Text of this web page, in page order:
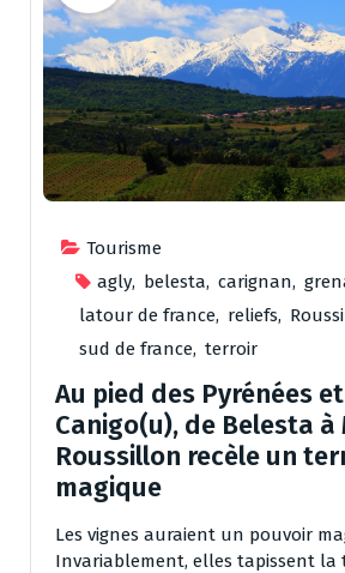
Tourisme
agly, belesta, carignan,
latour de france, reliefs,
sud de france, terroir
Au pied des Pyrénées
Canigo(u), de Belesta à
Roussillon recèle un
magique
Les vignes auraient un pouvoir
Invariablement, elles tapissent